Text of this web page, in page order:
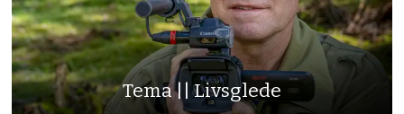
Tema || Livsglede